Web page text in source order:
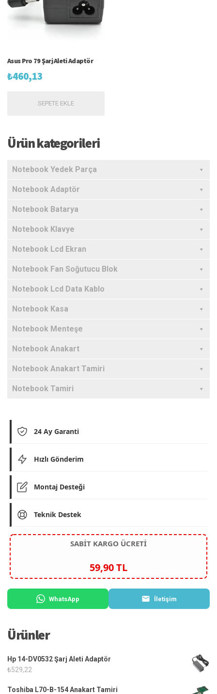
Asus Pro 79 Şarj Aleti Adaptör
₺460,13
SEPETE EKLE
Ürün kategorileri
Notebook Yedek Parça
Notebook Adaptör
Notebook Batarya
Notebook Klavye
Notebook Lcd Ekran
Notebook Fan Soğutucu Blok
Notebook Lcd Data Kablo
Notebook Kasa
Notebook Menteşe
Notebook Anakart
Notebook Anakart Tamiri
Notebook Tamiri
24 Ay Garanti
Hızlı Gönderim
Montaj Desteği
Teknik Destek
SABİT KARGO ÜCRETİ
59,90 TL
WhatsApp İletişim
Ürünler
Hp 14-DV0532 Şarj Aleti Adaptör
₺529,22
Toshiba L70-B-154 Anakart Tamiri